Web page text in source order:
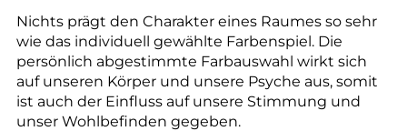
Nichts prägt den Charakter eines Raumes so sehr
wie das individuell gewählte Farbenspiel. Die
persönlich abgestimmte Farbauswahl wirkt sich
auf unseren Körper und unsere Psyche aus, somit
ist auch der Einfluss auf unsere Stimmung und
unser Wohlbefinden gegeben.